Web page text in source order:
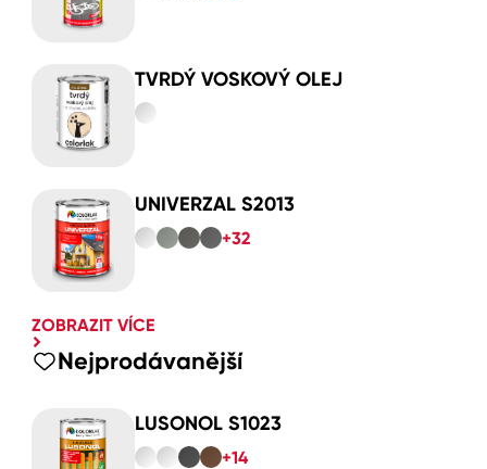
TVRDÝ VOSKOVÝ OLEJ
UNIVERZAL S2013
+32
ZOBRAZIT VÍCE
Nejprodávanější
LUSONOL S1023
+14